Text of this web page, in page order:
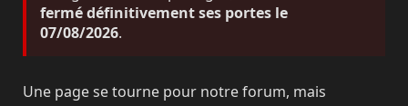
fermé définitivement ses portes le
07/08/2026.
Une page se tourne pour notre forum, mais